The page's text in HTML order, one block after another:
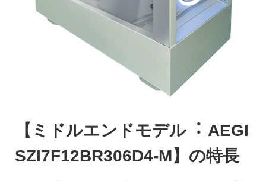
【ミドルエンドモデル︓ AEGI
SZI7F12BR306D4-M】の特長